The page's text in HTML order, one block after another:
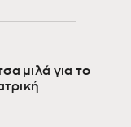
μιλά για το